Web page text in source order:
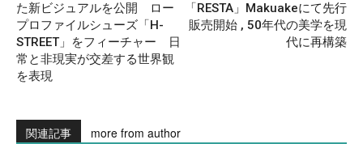
た新ビジュアルを公開 ロー
プロファイルシューズ「H-
STREET」をフィーチャー 日
常と非現実が交差する世界観
を表現
「RESTA」Makuakeにて先行
販売開始 , 50年代の美学を現
代に再構築
関連記事 more from author